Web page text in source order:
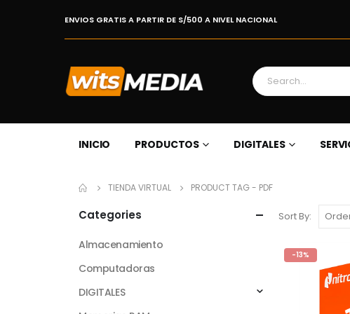
ENVIOS GRATIS A PARTIR DE S/500 A NIVEL NACIONAL
INICIO PRODUCTOS DIGITALES
TIENDA VIRTUAL PRODUCT TAG - PDF
Sort By:
-13%
Categories
Almacenamiento
Computadoras
DIGITALES